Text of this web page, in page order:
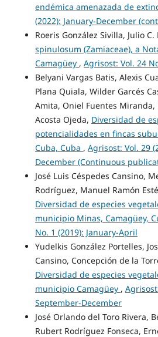
endémica amenazada de
(2022): January-December
Roeris González Sivilla, Julio C.
spinulosum (Zamiaceae), a
Camagüey , Agrisost: Vol. 24
Belyani Vargas Batis, Alexis
Plana Quiala, Wilder Garcés
Amita, Oniel Fuentes Miranda,
Acosta Ojeda, Diversidad de
potencialidades en fincas
Cuba, Cuba , Agrisost: Vol. 29
December (Continuous
José Luis Céspedes Cansino,
Rodríguez, Manuel Ramón
Diversidad de especies
municipio Minas, Camagüey,
No. 1 (2019): January-April
Yudelkis González Portelles,
Cansino, Concepción de la
Diversidad de especies
municipio Camagüey ,
September-December
José Orlando del Toro Rivera,
Rubert Rodríguez Fonseca,